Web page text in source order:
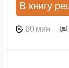
В книгу
60 мин